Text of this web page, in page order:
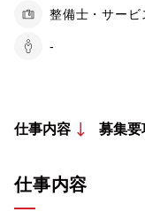
整備士・サービ
-
仕事内容 募集要
仕事内容